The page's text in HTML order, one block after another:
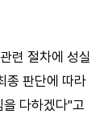
련 절차에 성실
종 판단에 따라
다하겠다"고